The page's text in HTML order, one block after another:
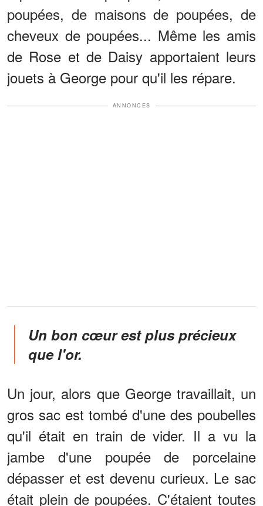
poupées, de maisons de poupées, de
cheveux de poupées... Même les amis
de Rose et de Daisy apportaient leurs
jouets à George pour qu'il les répare.
ANNONCES
Un bon cœur est plus précieux
que l'or.
Un jour, alors que George travaillait, un
gros sac est tombé d'une des poubelles
qu'il était en train de vider. Il a vu la
jambe d'une poupée de porcelaine
dépasser et est devenu curieux. Le sac
était plein de poupées. C'étaient toutes